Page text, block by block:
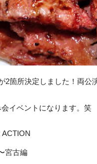
2箇所決定しました！両
イベントになります。笑
宮古編